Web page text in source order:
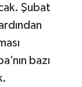
Şubat
bazı